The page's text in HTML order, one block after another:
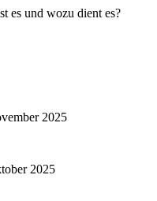
es und wozu dient es?
2025
2025